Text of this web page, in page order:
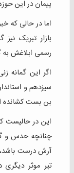
پیمان در این
اما در حالی که
بازار تبریک
رسمی ابلاغش
اگر این گمانه
سیزدهم و‌
بن بست کشانده
این در حالیست
چنانچه حدس و‌
آرش درست باشد،
تیر موثر